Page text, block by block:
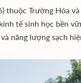
thuộc Trường Hóa
tế sinh học bền
năng lượng sạch